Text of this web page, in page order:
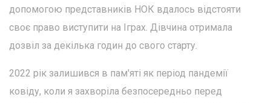
допомогою представників НОК вдалось відстояти
своє право виступити на Іграх. Дівчина отримала
дозвіл за декілька годин до свого старту.
2022 рік залишився в пам'яті як період пандемії
ковіду, коли я захворіла безпосередньо перед